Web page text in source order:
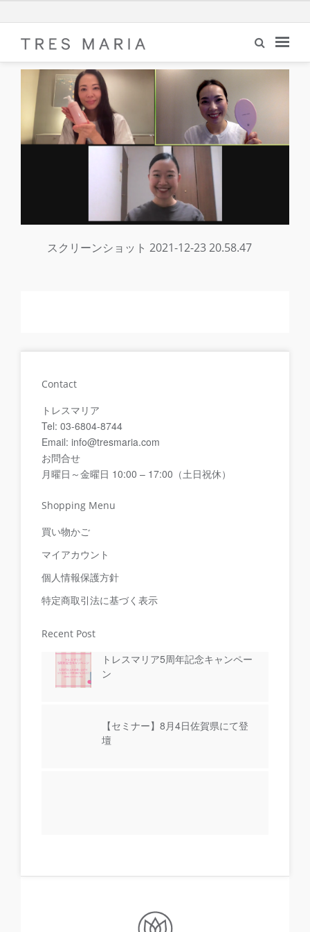
スクリーンショット 2021-12-23 20.58.47
Contact
トレスマリア
Tel: 03-6804-8744
Email: info@tresmaria.com
お問合せ
月曜日～金曜日 10:00 – 17:00（土日祝休）
Shopping Menu
買い物かご
マイアカウント
個人情報保護方針
特定商取引法に基づく表示
Recent Post
トレスマリア5周年記念キャンペー
ン
【セミナー】8月4日佐賀県にて登
壇